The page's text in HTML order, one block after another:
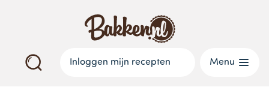
Inloggen mijn recepten Menu